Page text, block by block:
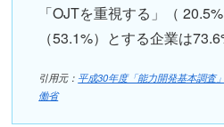
「OJTを重視する」（
（53.1%）とする企業は
引用元： 平成30年度「能力開発基本調査
働省